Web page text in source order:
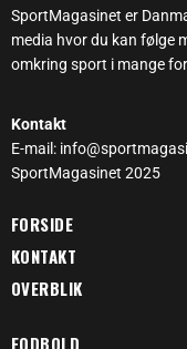
SportMagasinet er
media hvor du kan følge
omkring sport i mange
Kontakt
E-mail:
SportMagasinet 2025
FORSIDE
KONTAKT
OVERBLIK
FODBOLD